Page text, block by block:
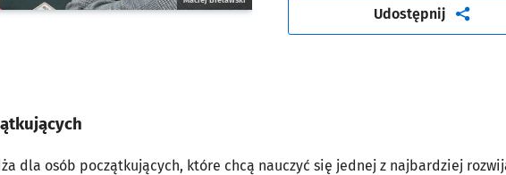
Udostępnijartykuł
dla osób początkujących, które chcą nauczyć się jednej z najbardziej